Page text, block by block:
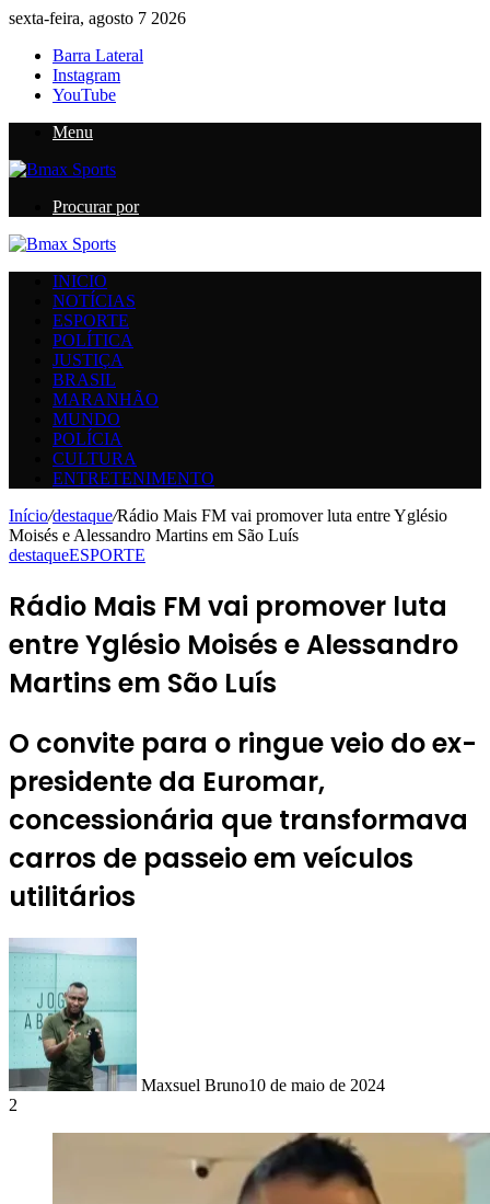
sexta-feira, agosto 7 2026
Barra Lateral
Instagram
YouTube
Menu
Procurar por
INICIO
NOTÍCIAS
ESPORTE
POLÍTICA
JUSTIÇA
BRASIL
MARANHÃO
MUNDO
POLÍCIA
CULTURA
ENTRETENIMENTO
Início/destaque/Rádio Mais FM vai promover luta entre Yglésio
Moisés e Alessandro Martins em São Luís
destaqueESPORTE
Rádio Mais FM vai promover luta
entre Yglésio Moisés e Alessandro
Martins em São Luís
O convite para o ringue veio do ex-
presidente da Euromar,
concessionária que transformava
carros de passeio em veículos
utilitários
Maxsuel Bruno10 de maio de 2024
2